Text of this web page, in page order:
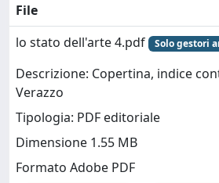
File
lo stato dell'arte 4.pdf
Solo gestori
Descrizione: Copertina, indice
Verazzo
Tipologia: PDF editoriale
Dimensione 1.55 MB
Formato Adobe PDF